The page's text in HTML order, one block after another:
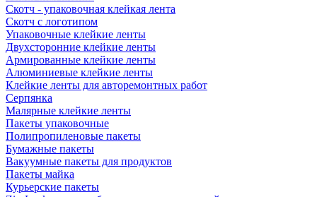
Скотч - упаковочная клейкая лента
Скотч с логотипом
Упаковочные клейкие ленты
Двухсторонние клейкие ленты
Армированные клейкие ленты
Алюминиевые клейкие ленты
Клейкие ленты для авторемонтных работ
Серпянка
Малярные клейкие ленты
Пакеты упаковочные
Полипропиленовые пакеты
Бумажные пакеты
Вакуумные пакеты для продуктов
Пакеты майка
Курьерские пакеты